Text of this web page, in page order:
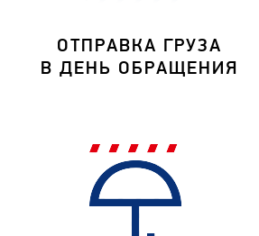
ОТПРАВКА ГРУЗА
В ДЕНЬ ОБРАЩЕНИЯ